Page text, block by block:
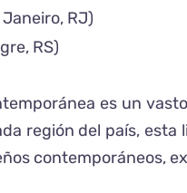
RJ)
RS)
es un
región del país,
contemporáneos,